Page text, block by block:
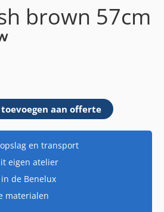
brown 57cm
toevoegen aan offerte
en transport
eigen atelier
de Benelux
materialen